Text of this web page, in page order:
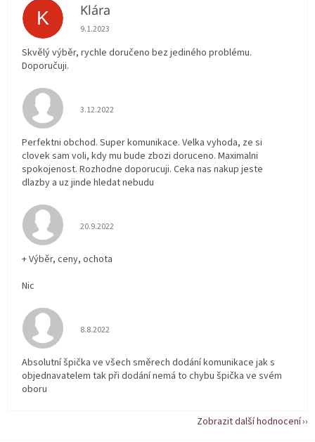
K Klára
Hodnocení obchodu je 5 z 5 hvězdiček.
9.1.2023
Skvělý výběr, rychle doručeno bez jediného problému.
Doporučuji.
Hodnocení obchodu je 5 z 5 hvězdiček.
3.12.2022
Perfektni obchod. Super komunikace. Velka vyhoda, ze si
clovek sam voli, kdy mu bude zbozi doruceno. Maximalni
spokojenost. Rozhodne doporucuji. Ceka nas nakup jeste
dlazby a uz jinde hledat nebudu
Hodnocení obchodu je 5 z 5 hvězdiček.
20.9.2022
+ Výběr, ceny, ochota
Nic
Hodnocení obchodu je 5 z 5 hvězdiček.
8.8.2022
Absolutní špička ve všech směrech dodání komunikace jak s
objednavatelem tak při dodání nemá to chybu špička ve svém
oboru
Zobrazit další hodnocení